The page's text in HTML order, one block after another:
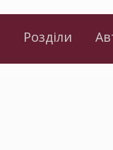
Розділи